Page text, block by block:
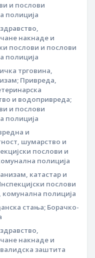
и послови
полиција
накнаде и
послови и послови
полиција
трговина,
Привреда,
и водопривреда;
и послови
полиција
и
шумарство и
послови и
полиција
катастар и
послови
полиција
стања; Борачко-
накнаде и
заштита